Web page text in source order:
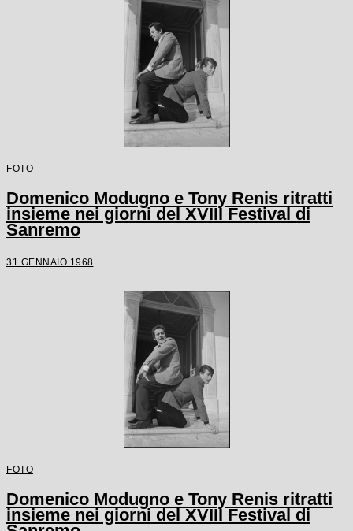
FOTO
Domenico Modugno e Tony Renis ritratti
insieme nei giorni del XVIII Festival di
Sanremo
31 GENNAIO 1968
FOTO
Domenico Modugno e Tony Renis ritratti
insieme nei giorni del XVIII Festival di